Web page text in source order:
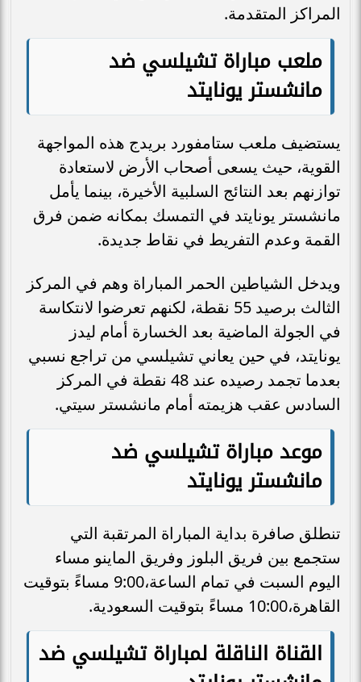
المراكز المتقدمة.
ملعب مباراة تشيلسي ضد
مانشستر يونايتد
يستضيف ملعب ستامفورد بريدج هذه المواجهة
القوية، حيث يسعى أصحاب الأرض لاستعادة
توازنهم بعد النتائج السلبية الأخيرة، بينما يأمل
مانشستر يونايتد في التمسك بمكانه ضمن فرق
القمة وعدم التفريط في نقاط جديدة.
ويدخل الشياطين الحمر المباراة وهم في المركز
الثالث برصيد 55 نقطة، لكنهم تعرضوا لانتكاسة
في الجولة الماضية بعد الخسارة أمام ليدز
يونايتد، في حين يعاني تشيلسي من تراجع نسبي
بعدما تجمد رصيده عند 48 نقطة في المركز
السادس عقب هزيمته أمام مانشستر سيتي.
موعد مباراة تشيلسي ضد
مانشستر يونايتد
تنطلق صافرة بداية المباراة المرتقبة التي
ستجمع بين فريق البلوز وفريق الماينو مساء
اليوم السبت في تمام الساعة،9:00 مساءً بتوقيت
القاهرة،10:00 مساءً بتوقيت السعودية.
القناة الناقلة لمباراة تشيلسي ضد